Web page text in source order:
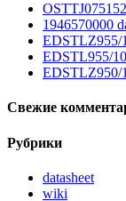
1946570000
EDSTLZ955/
EDSTL955/
EDSTLZ950/
Свежие
Рубрики
datasheet
wiki